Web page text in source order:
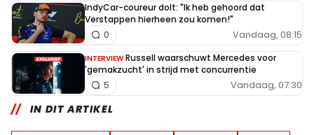
IndyCar-coureur dolt: "Ik heb gehoord dat
Verstappen hierheen zou komen!"
Vandaag, 08:15
0
INTERVIEW Russell waarschuwt Mercedes voor
'gemakzucht' in strijd met concurrentie
Vandaag, 07:30
5
IN DIT ARTIKEL